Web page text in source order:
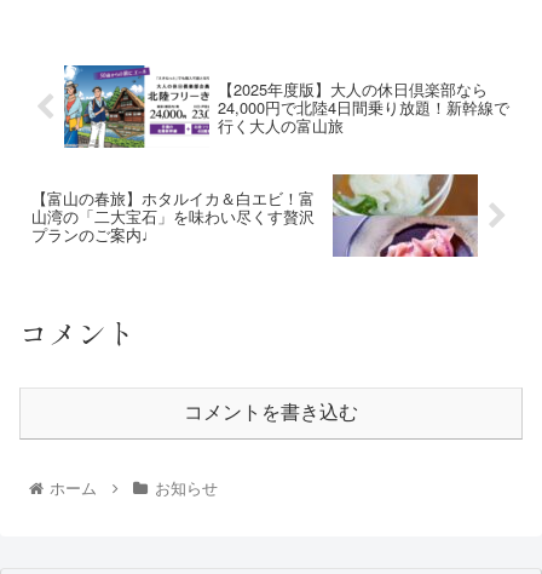
【2025年度版】大人の休日倶楽部なら
24,000円で北陸4日間乗り放題！新幹線で
行く大人の富山旅
【富山の春旅】ホタルイカ＆白エビ！富
山湾の「二大宝石」を味わい尽くす贅沢
プランのご案内♩
コメント
コメントを書き込む
ホーム お知らせ